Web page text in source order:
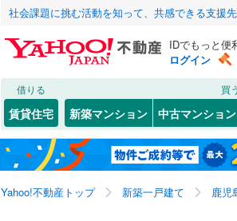
社会課題に挑む活動を知って、共感できる支援
IDでもっと便
ログイン
借りる
賃貸住宅
買う
新築マンション 中古マンション
Yahoo!不動産トップ 新築一戸建て 鹿児
北海道 北海道
東北 青森
関東 東京
鹿児島市(
阿久根市(0)
西之表市(0)
国分野口町(
JR 鹿児島本線(0)
日豊本線(2)
九州新幹線(0 )
こだわり条件 設備
床暖房（0）
駐車場2台以
ＴＶモニタ